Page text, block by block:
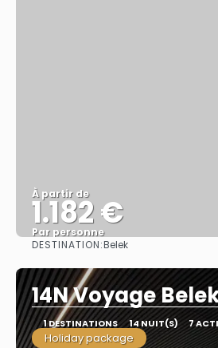
À partir de
1.182 €
Par personne
DESTINATION:Belek
14N Voyage
1 DESTINATIONS 14 NUIT(S) 7
Holiday package